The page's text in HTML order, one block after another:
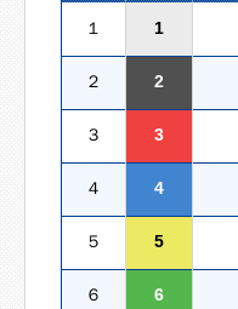
１ 1
２ 2
３ 3
４ 4
５ 5
６ 6